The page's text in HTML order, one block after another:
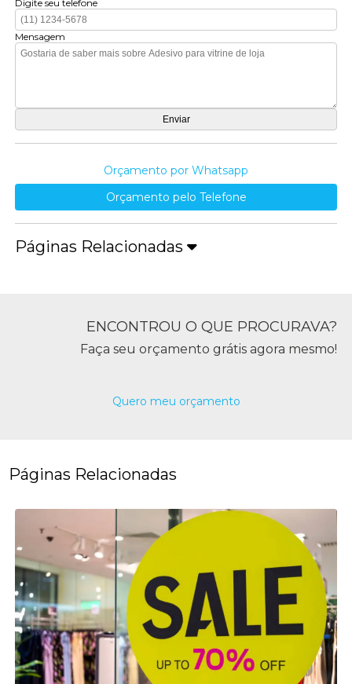
Digite seu telefone
Mensagem
Orçamento por Whatsapp
Orçamento pelo Telefone
Páginas Relacionadas
ENCONTROU O QUE PROCURAVA?
Faça seu orçamento grátis agora mesmo!
Quero meu orçamento
Páginas Relacionadas